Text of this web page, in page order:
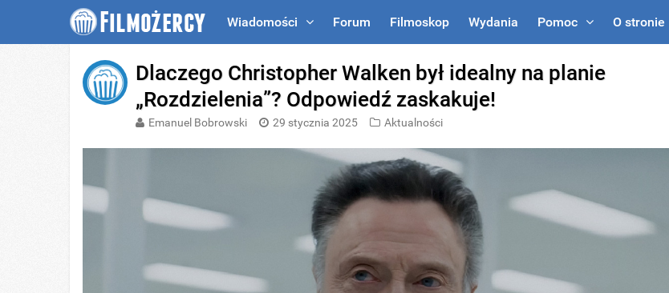
Wiadomości Forum Filmoskop Wydania Pomoc O stronie
Dlaczego Christopher Walken był idealny na planie
„Rozdzielenia”? Odpowiedź zaskakuje!
Emanuel Bobrowski 29 stycznia 2025 Aktualności